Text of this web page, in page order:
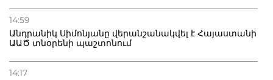
14:59
Անդրանիկ Սիմոնյանը վերանշանակվել է Հայաստանի
ԱԱԾ տնօրենի պաշտոնում
14:17